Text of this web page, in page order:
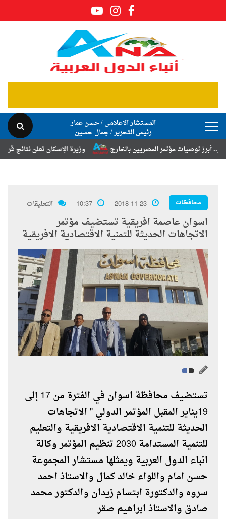
المستشار الاعلامى / حسن عمار
رئيس التحرير / جمال حسين
وزيرة الإسكان تعلن نتائج قرعة
مؤتمر المصريين بالخارج
محافظات 2018-11-23
10:37 التعليقات
اسوان عاصمة افريقية تستضيف مؤتمر
الاتجاهات الحديثة للتمنية الاقتصادية الافريقية
تستضيف محافظة اسوان في الفترة من 17 إلى
19يناير المقبل المؤتمر الدولي " الاتجاهات
الحديثة للتنمية الاقتصادية الافريقية والتعليم
للتنمية المستدامة 2030 تنظيم المؤتمر وكالة
انباء الدول العربية ويمثلها مستشار المجموعة
حسن امام واللواء خالد كمال والاستاذ احمد
سروه والدكتورة ابتسام زيدان والدكتور محمد
صادق والاستاذ ابراهيم صقر